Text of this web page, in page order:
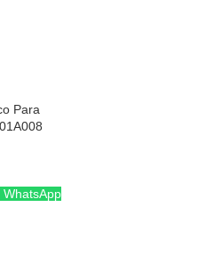
Para